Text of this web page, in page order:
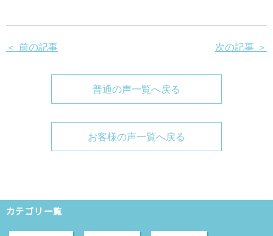
＜ 前の記事 次の記事 ＞
普通の声一覧へ戻る
お客様の声一覧へ戻る
カテゴリ一覧